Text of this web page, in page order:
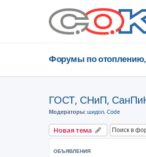
Форумы по
ГОСТ, СНиП,
Модераторы: шидол, Code
Новая тема
ОБЪЯВЛЕНИЯ